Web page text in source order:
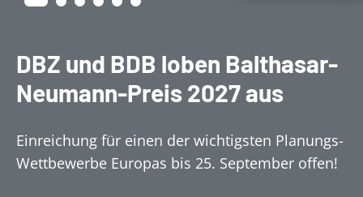
DBZ und BDB loben Balthasar-
Neumann-Preis 2027 aus
Einreichung für einen der wichtigsten Planungs-
Wettbewerbe Europas bis 25. September offen!